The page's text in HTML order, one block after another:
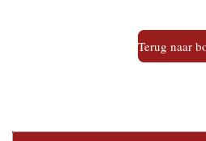
Terug naar